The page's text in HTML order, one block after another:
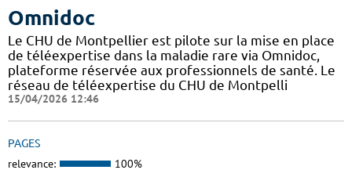
Omnidoc
Le CHU de Montpellier est pilote sur la mise en place
de téléexpertise dans la maladie rare via Omnidoc,
plateforme réservée aux professionnels de santé. Le
réseau de téléexpertise du CHU de Montpelli
15/04/2026 12:46
PAGES
relevance: 100%